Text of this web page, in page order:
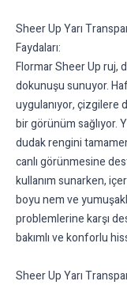
Sheer Up Yarı
Faydaları:
Flormar Sheer Up ruj,
dokunuşu sunuyor.
uygulanıyor, çizgilere
bir görünüm sağlıyor.
dudak rengini
canlı görünmesine
kullanım sunarken,
boyu nem ve
problemlerine karşı
bakımlı ve konforlu
Sheer Up Yarı